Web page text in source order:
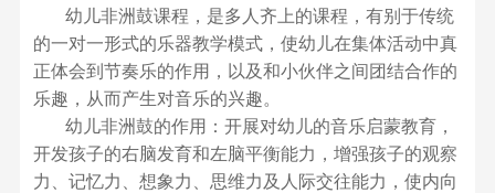
幼儿非洲鼓课程，是多人齐上的课程，有别于传统
的一对一形式的乐器教学模式，使幼儿在集体活动中真
正体会到节奏乐的作用，以及和小伙伴之间团结合作的
乐趣，从而产生对音乐的兴趣。
幼儿非洲鼓的作用：开展对幼儿的音乐启蒙教育，
开发孩子的右脑发育和左脑平衡能力，增强孩子的观察
力、记忆力、想象力、思维力及人际交往能力，使内向